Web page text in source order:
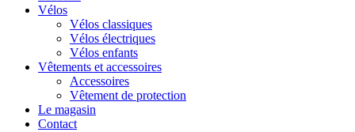
Vélos
Vélos classiques
Vélos électriques
Vélos enfants
Vêtements et accessoires
Accessoires
Vêtement de protection
Le magasin
Contact